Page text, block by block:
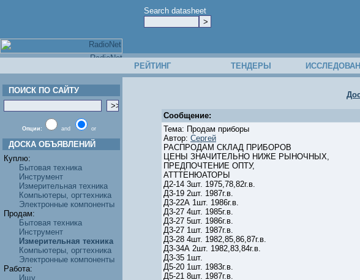
Search datasheet
РЕЙТИНГ ТЕНДЕРЫ
ПОИСК ПО САЙТУ
Опции: and or
ДОСКА ОБЪЯВЛЕНИЙ
Куплю:
Бытовая техника
Инструмент
Измерительная техника
Компьютеры, оргтехника
Электронные компоненты
Продам:
Бытовая техника
Инструмент
Измерительная техника
Компьютеры, оргтехника
Электронные компоненты
Работа:
Ищу
Сообщение:
Тема: Продам приборы
Автор: Сергей
РАСПРОДАМ СКЛАД ПРИБОРОВ
ЦЕНЫ ЗНАЧИТЕЛЬНО НИЖЕ РЫНОЧНЫХ,
ПРЕДПОЧТЕНИЕ ОПТУ,
АТТТЕНЮАТОРЫ
Д2-14 3шт. 1975,78,82г.в.
Д3-19 2шт. 1987г.в.
Д3-22А 1шт. 1986г.в.
Д3-27 4шт. 1985г.в.
Д3-27 5шт. 1986г.в.
Д3-27 1шт. 1987г.в.
Д3-28 4шт. 1982,85,86,87г.в.
Д3-34А 2шт. 1982,83,84г.в.
Д3-35 1шт.
Д5-20 1шт. 1983г.в.
Д5-21 8шт. 1987г.в.